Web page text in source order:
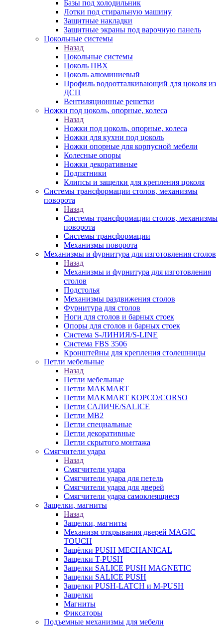
Базы под холодильник
Лотки под стиральную машину
Защитные накладки
Защитные экраны под варочную панель
Цокольные системы
Назад
Цокольные системы
Цоколь ПВХ
Цоколь алюминиевый
Профиль водоотталкивающий для цоколя из
ДСП
Вентиляционные решетки
Ножки под цоколь, опорные, колеса
Назад
Ножки под цоколь, опорные, колеса
Ножки для кухни под цоколь
Ножки опорные для корпусной мебели
Колесные опоры
Ножки декоративные
Подпятники
Клипсы и защелки для крепления цоколя
Системы трансформации столов, механизмы
поворота
Назад
Системы трансформации столов, механизмы
поворота
Системы трансформации
Механизмы поворота
Механизмы и фурнитура для изготовления столов
Назад
Механизмы и фурнитура для изготовления
столов
Подстолья
Механизмы раздвижения столов
Фурнитура для столов
Ноги для столов и барных стоек
Опоры для столов и барных стоек
Система S-ЛИНИЯ/S-LINE
Система FBS 3506
Кронштейны для крепления столешницы
Петли мебельные
Назад
Петли мебельные
Петли MAKMART
Петли MAKMART КОРСО/CORSO
Петли САЛИЧЕ/SALICE
Петли MB2
Петли специальные
Петли декоративные
Петли скрытого монтажа
Смягчители удара
Назад
Смягчители удара
Смягчители удара для петель
Смягчители удара для дверей
Cмягчители удара самоклеящиеся
Защелки, магниты
Назад
Защелки, магниты
Механизм открывания дверей MAGIC
TOUCH
Защёлки PUSH MECHANICAL
Защелки T-PUSH
Защелки SALICE PUSH MAGNETIC
Защелки SALICE PUSH
Защелки PUSH-LATCH и M-PUSH
Защелки
Магниты
Фиксаторы
Подъемные механизмы для мебели